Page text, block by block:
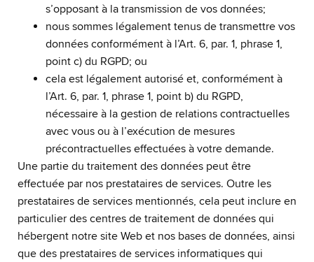
s’opposant à la transmission de vos données;
nous sommes légalement tenus de transmettre vos
données conformément à l’Art. 6, par. 1, phrase 1,
point c) du RGPD; ou
cela est légalement autorisé et, conformément à
l’Art. 6, par. 1, phrase 1, point b) du RGPD,
nécessaire à la gestion de relations contractuelles
avec vous ou à l’exécution de mesures
précontractuelles effectuées à votre demande.
Une partie du traitement des données peut être
effectuée par nos prestataires de services. Outre les
prestataires de services mentionnés, cela peut inclure en
particulier des centres de traitement de données qui
hébergent notre site Web et nos bases de données, ainsi
que des prestataires de services informatiques qui